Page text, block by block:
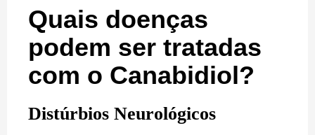
Quais doenças
podem ser tratadas
com o Canabidiol?
Distúrbios Neurológicos